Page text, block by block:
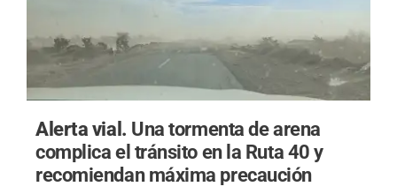
Alerta vial. Una tormenta de arena
complica el tránsito en la Ruta 40 y
recomiendan máxima precaución